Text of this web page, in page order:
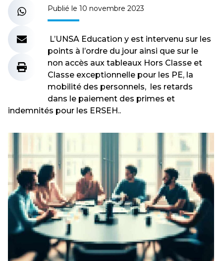
Publié le 10 novembre 2023
L’UNSA Education y est intervenu sur les
points à l’ordre du jour ainsi que sur le
non accès aux tableaux Hors Classe et
Classe exceptionnelle pour les PE, la
mobilité des personnels, les retards
dans le paiement des primes et
indemnités pour les ERSEH..